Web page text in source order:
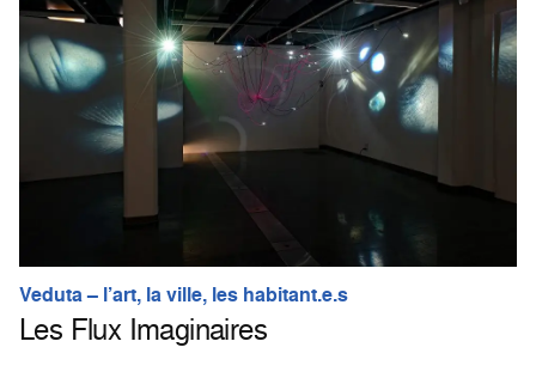
Veduta – l’art, la ville, les habitant.e.s
Les Flux Imaginaires